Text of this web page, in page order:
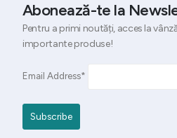
Abonează-te la
Pentru a primi noutăți, acces la
importante produse!
Email Address*